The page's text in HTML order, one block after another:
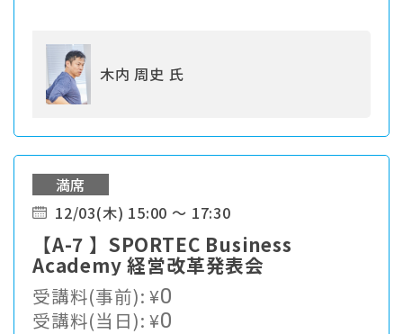
木内 周史 氏
満席
12/03(木) 15:00 ～ 17:30
【A-7 】SPORTEC Business
Academy 経営改革発表会
受講料(事前):¥0
受講料(当日):¥0